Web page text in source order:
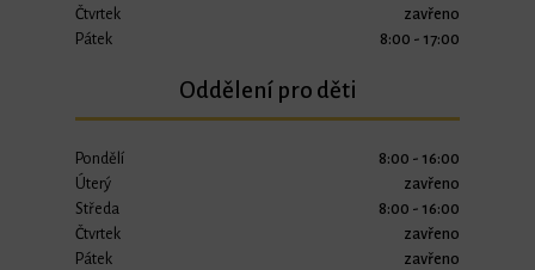
Čtvrtek
zavřeno
Pátek
8:00 - 17:00
Oddělení pro děti
Pondělí
8:00 - 16:00
Úterý
zavřeno
Středa
8:00 - 16:00
Čtvrtek
zavřeno
Pátek
zavřeno